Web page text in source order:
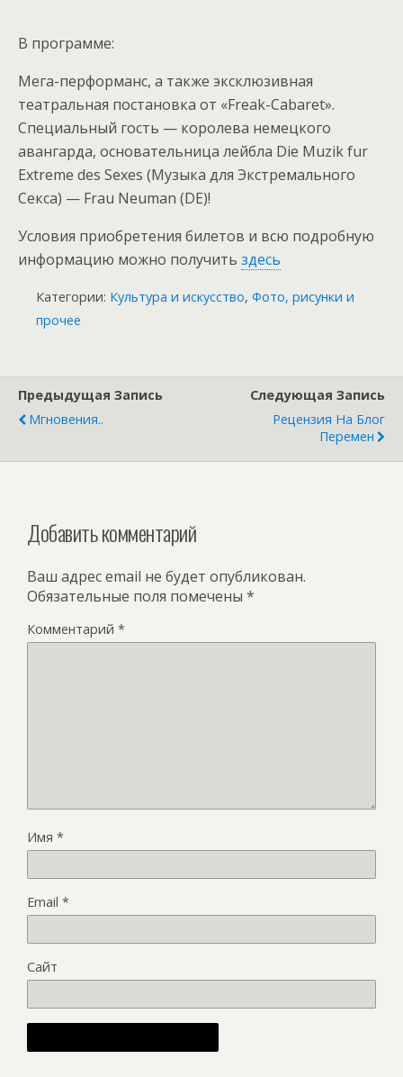
В программе:
Мега-перформанс, а также эксклюзивная
театральная постановка от «Freak-Cabaret».
Специальный гость — королева немецкого
авангарда, основательница лейбла Die Muzik fur
Extreme des Sexes (Музыка для Экстремального
Секса) — Frau Neuman (DE)!
Условия приобретения билетов и всю подробную
информацию можно получить здесь
Категории: Культура и искусство, Фото, рисунки и
прочее
Предыдущая Запись
Мгновения..
Следующая Запись
Рецензия На Блог
Перемен
Добавить комментарий
Ваш адрес email не будет опубликован.
Обязательные поля помечены *
Комментарий *
Имя *
Email *
Сайт